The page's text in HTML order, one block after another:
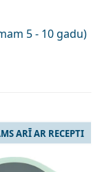
5 - 10 gadu)
ARĪ AR RECEPTI